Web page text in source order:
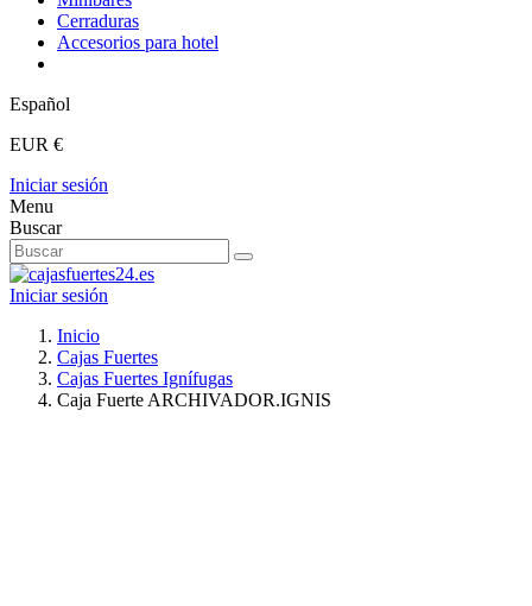
Cerraduras
Accesorios para hotel
Español
EUR €
Iniciar sesión
Menu
Buscar
Iniciar sesión
Inicio
Cajas Fuertes
Cajas Fuertes Ignífugas
Caja Fuerte ARCHIVADOR.IGNIS